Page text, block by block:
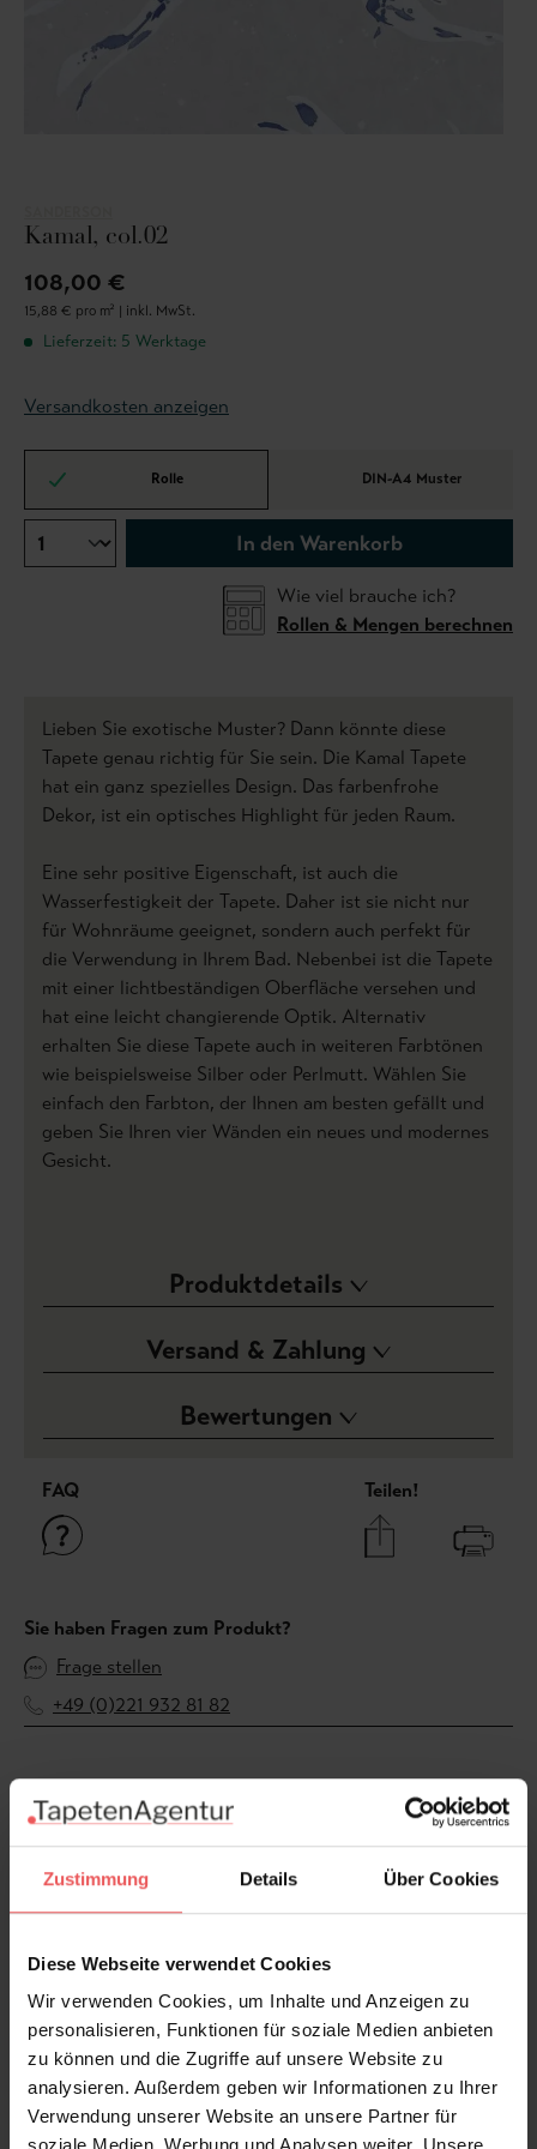
Zustimmung Details Über Cookies
Diese Webseite verwendet Cookies
Wir verwenden Cookies, um Inhalte und Anzeigen zu
personalisieren, Funktionen für soziale Medien anbieten
zu können und die Zugriffe auf unsere Website zu
analysieren. Außerdem geben wir Informationen zu Ihrer
Verwendung unserer Website an unsere Partner für
Kamal, col.02
108,00 €
15,88 € pro m² | inkl. MwSt.
Lieferzeit: 5 Werktage
Versandkosten anzeigen
Rolle DIN-A4 Muster
In den Warenkorb
Wie viel brauche ich?
Rollen & Mengen berechnen
Lieben Sie exotische Muster? Dann könnte diese
Tapete genau richtig für Sie sein. Die Kamal Tapete
hat ein ganz spezielles Design. Das farbenfrohe
Dekor, ist ein optisches Highlight für jeden Raum.
Eine sehr positive Eigenschaft, ist auch die
Wasserfestigkeit der Tapete. Daher ist sie nicht nur
für Wohnräume geeignet, sondern auch perfekt für
die Verwendung in Ihrem Bad. Nebenbei ist die Tapete
mit einer lichtbeständigen Oberfläche versehen und
hat eine leicht changierende Optik. Alternativ
erhalten Sie diese Tapete auch in weiteren Farbtönen
wie beispielsweise Silber oder Perlmutt. Wählen Sie
einfach den Farbton, der Ihnen am besten gefällt und
geben Sie Ihren vier Wänden ein neues und modernes
Gesicht.
Produktdetails
Versand & Zahlung
Bewertungen
FAQ Teilen!
Sie haben Fragen zum Produkt?
Frage stellen
+49 (0)221 932 81 82